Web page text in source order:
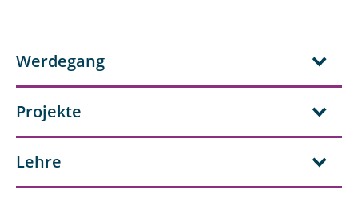
Werdegang
Projekte
Lehre